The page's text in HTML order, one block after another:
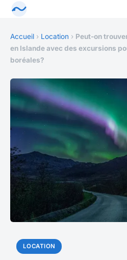
Accueil › Location › Peut-on
en Islande avec des excursions
boréales?
LOCATION